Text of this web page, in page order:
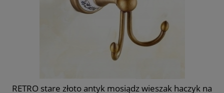
RETRO stare złoto antyk mosiądz wieszak haczyk na